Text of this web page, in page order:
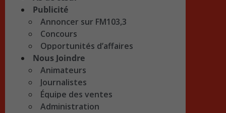
Publicité
Annoncer sur FM103,3
Concours
Opportunités d’affaires
Nous Joindre
Animateurs
Journalistes
Équipe des ventes
Administration